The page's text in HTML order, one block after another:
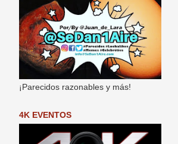
¡Parecidos razonables y más!
4K EVENTOS